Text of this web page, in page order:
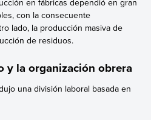
en fábricas dependió en gran
con la consecuente
lado, la producción masiva de
de residuos.
y la organización obrera
una división laboral basada en